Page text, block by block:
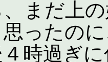
まだ上
思ったの
時過ぎ